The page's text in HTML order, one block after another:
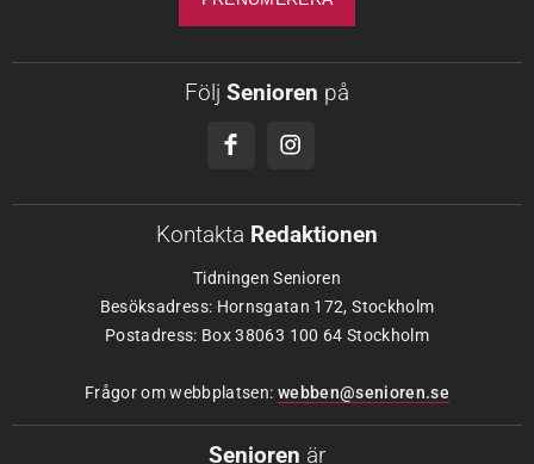
Följ Senioren på
Kontakta Redaktionen
Tidningen Senioren
Besöksadress: Hornsgatan 172, Stockholm
Postadress: Box 38063 100 64 Stockholm
Frågor om webbplatsen: webben@senioren.se
Senioren är